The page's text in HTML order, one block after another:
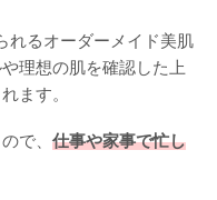
れるオーダーメイド美肌
理想の肌を確認した上
ます。
で、 仕事や家事で忙し